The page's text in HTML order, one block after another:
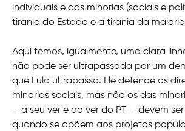
individuais e das minorias (sociais e
tirania do Estado e a tirania da
Aqui temos, igualmente, uma clara
não pode ser ultrapassada por um
que Lula ultrapassa. Ele defende os
minorias sociais, mas não os das
– a seu ver e ao ver do PT – devem
quando se opõem aos projetos